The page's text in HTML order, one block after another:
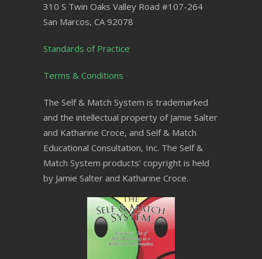
310 S Twin Oaks Valley Road #107-264
San Marcos, CA 92078
Standards of Practice
Terms & Conditions
The Self & Match System is trademarked
and the intellectual property of Jamie Salter
and Katharine Croce, and Self & Match
Educational Consultation, Inc. The Self &
Match System products’ copyright is held
by Jamie Salter and Katharine Croce.